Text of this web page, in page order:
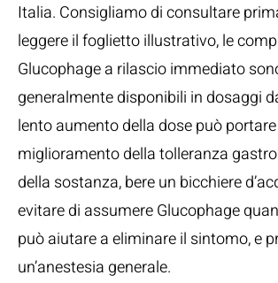
Italia. Consigliamo di consultare
leggere il foglietto illustrativo, le
Glucophage a rilascio immediato
generalmente disponibili in dosaggi
lento aumento della dose può
miglioramento della tolleranza
della sostanza, bere un bicchiere
evitare di assumere Glucophage
può aiutare a eliminare il sintomo, e
un’anestesia generale.